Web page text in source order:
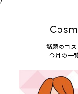
話題のコス
今月の一